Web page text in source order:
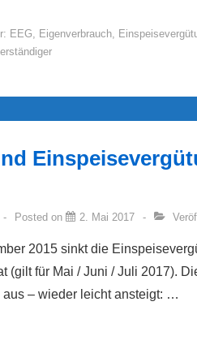
EEG, Eigenverbrauch,
Posted on 2. Mai 2017
2015 sinkt die
(gilt für Mai / Juni / Juli 2017).
– wieder leicht ansteigt: …